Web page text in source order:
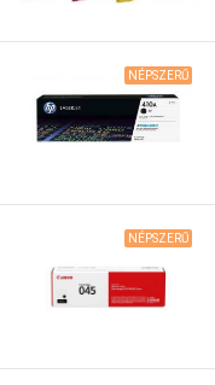
NÉPSZERŰ
NÉPSZERŰ